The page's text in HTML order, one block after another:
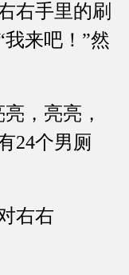
右手里的刷
来吧！”然
，亮亮，
24个男厕
右右